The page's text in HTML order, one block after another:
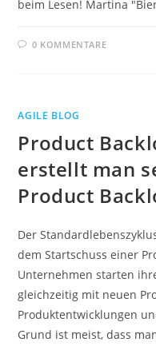
beim Lesen! Martina
0 KOMMENTARE
AGILE BLOG
Product
erstellt man
Product
Der
dem Startschuss einer
Unternehmen starten
gleichzeitig mit neuen
Produktentwicklungen
Grund ist meist, dass